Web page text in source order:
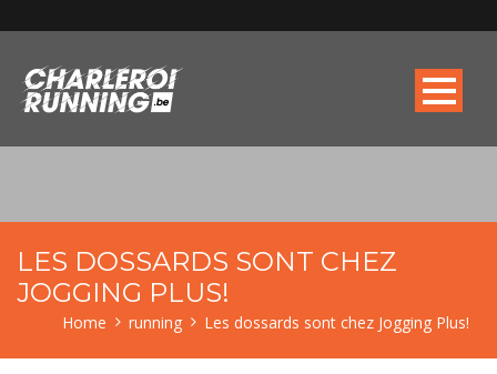
LES DOSSARDS SONT CHEZ
JOGGING PLUS!
Home running Les dossards sont chez Jogging Plus!